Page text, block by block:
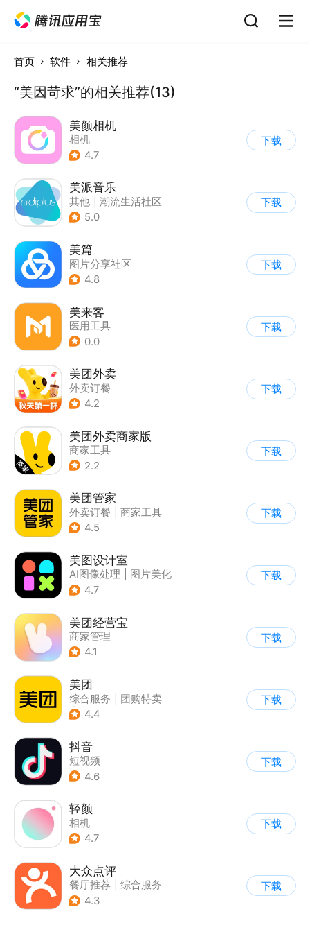
首页 软件 相关推荐
“美因苛求”的相关推荐(13)
美颜相机
相机
4.7
下载
美派音乐
其他
潮流生活社区
5.0
下载
美篇
图片分享社区
4.8
下载
美来客
医用工具
0.0
下载
美团外卖
外卖订餐
4.2
下载
美团外卖商家版
商家工具
2.2
下载
美团管家
外卖订餐
商家工具
4.5
下载
美图设计室
AI图像处理
图片美化
4.7
下载
美团经营宝
商家管理
4.1
下载
美团
综合服务
团购特卖
| 外卖订餐
4.4
下载
抖音
短视频
4.6
下载
轻颜
相机
4.7
下载
大众点评
餐厅推荐
综合服务
4.3
下载